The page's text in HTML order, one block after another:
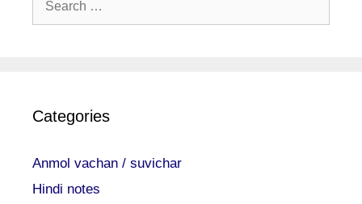
Categories
Anmol vachan / suvichar
Hindi notes